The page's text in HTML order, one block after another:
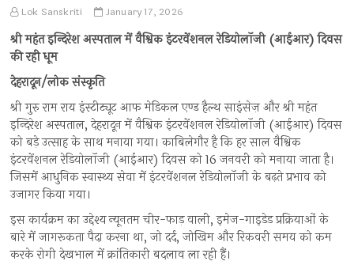
Lok Sanskriti January 17, 2026
श्री महंत इन्दिरेश अस्पताल में वैश्विक इंटरवेंशनल रेडियोलॉजी (आईआर) दिवस
की रही धूम
देहरादून/लोक संस्कृति
श्री गुरु राम राय इंस्टीट्यूट आफ मेडिकल एण्ड हैल्थ साइंसेज़ और श्री महंत
इन्दिरेश अस्पताल, देहरादून में वैश्विक इंटरवेंशनल रेडियोलॉजी (आईआर) दिवस
को बड़े उत्साह के साथ मनाया गया। काबिलेगौर है कि हर साल वैश्विक
इंटरवेंशनल रेडियोलॉजी (आईआर) दिवस को 16 जनवरी को मनाया जाता है।
जिसमें आधुनिक स्वास्थ्य सेवा में इंटरवेंशनल रेडियोलॉजी के बढ़ते प्रभाव को
उजागर किया गया।
इस कार्यक्रम का उद्देश्य न्यूनतम चीर-फाड़ वाली, इमेज-गाइडेड प्रक्रियाओं के
बारे में जागरूकता पैदा करना था, जो दर्द, जोखिम और रिकवरी समय को कम
करके रोगी देखभाल में क्रांतिकारी बदलाव ला रही हैं।